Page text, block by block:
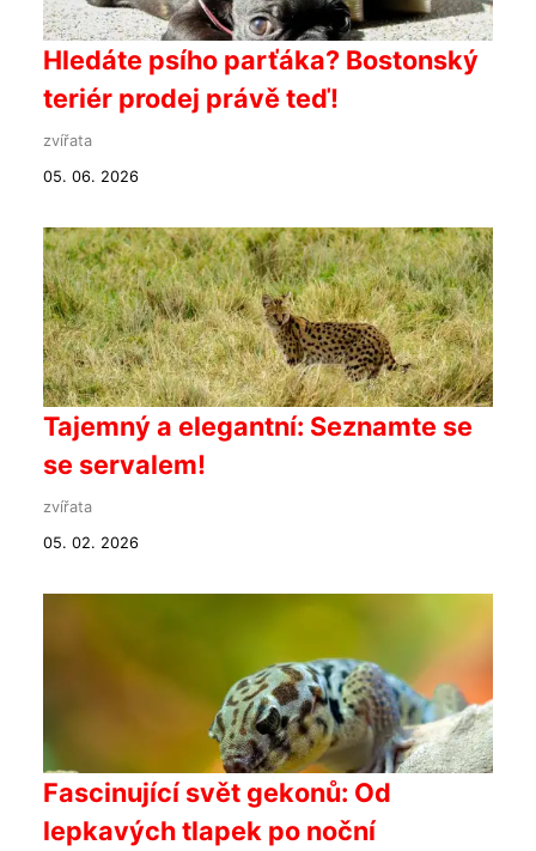
Hledáte psího parťáka? Bostonský
teriér prodej právě teď!
zvířata
05. 06. 2026
Tajemný a elegantní: Seznamte se
se servalem!
zvířata
05. 02. 2026
Fascinující svět gekonů: Od
lepkavých tlapek po noční